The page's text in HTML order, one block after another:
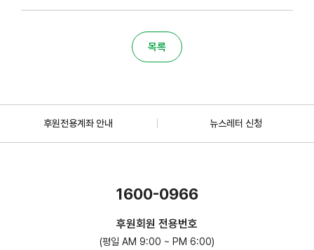
목록
후원전용계좌 안내 뉴스레터 신청
1600-0966
후원회원 전용번호
(평일 AM 9:00 ~ PM 6:00)